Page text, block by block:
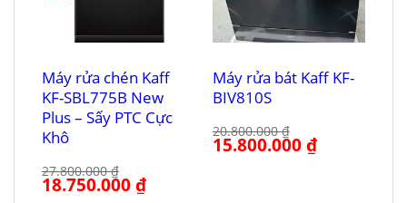
Máy rửa chén Kaff
KF-SBL775B New
Plus – Sấy PTC Cực
Khô
27.800.000₫
Giá
gốc
18.750.000₫Giá
hiện
Máy rửa bát Kaff KF-
BIV810S
20.800.000₫
Giá
gốc
15.800.000₫Giá
hiện